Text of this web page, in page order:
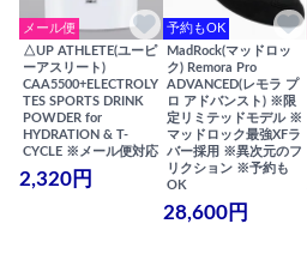
メール便
△UP ATHLETE(ユーピ
ーアスリート)
CAA5500+ELECTROLY
TES SPORTS DRINK
POWDER for
HYDRATION & T-
CYCLE ※メール便対応
2,320円
予約もOK
MadRock(マッドロッ
ク) Remora Pro
ADVANCED(レモラ プ
ロ アドバンスト) ※限
定リミテッドモデル ※
マッドロック最強XFラ
バー採用 ※異次元のフ
リクション ※予約も
OK
28,600円